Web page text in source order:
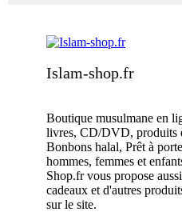
Islam-shop.fr
Boutique musulmane en
livres, CD/DVD, produits
Bonbons halal, Prêt à
hommes, femmes et
Shop.fr vous propose
cadeaux et d'autres
sur le site.